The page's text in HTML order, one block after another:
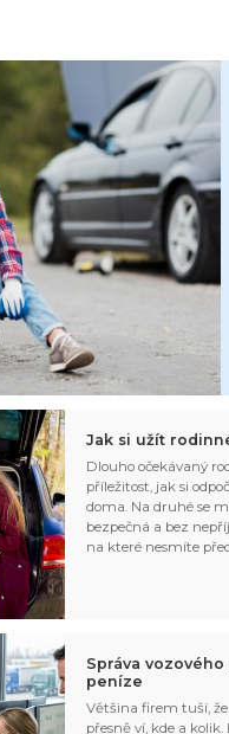
Jak si užít
Dlouho očekávaný
příležitost, jak si
doma. Na druhé se
bezpečná a bez
na které nesmíte
Správa
peníze
Většina firem tuší, že
přesně ví, kde a